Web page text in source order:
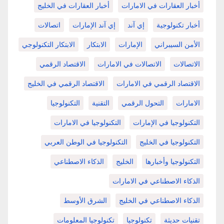
أخبار العقارات في الامارات أخبار العقارات في الخليج
أخبار تكنولوجية إي آند إي آند الإمارات اتصالات
الأمن السيبراني الإمارات الابتكار الابتكار التكنولوجي
الاتصالات الاتصالات في الامارات الاقتصاد الرقمي
الاقتصاد الرقمي في الامارات الاقتصاد الرقمي في الخليج
الامارات التحول الرقمي التقنية التكنولوجيا
التكنولوجيا في الإمارات التكنولوجيا في الامارات
التكنولوجيا في الخليج التكنولوجيا في الوطن العربي
التكنولوجيا وأخبارها الخليج الذكاء الاصطناعي
الذكاء الاصطناعي في الامارات
الذكاء الاصطناعي في الخليج الشرق الأوسط
تقنيات حديثة تكنولوجيا تكنولوجيا المعلومات